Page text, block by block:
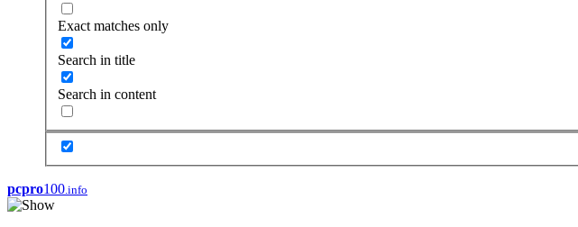
Exact matches only
Search in title
Search in content
pcpro100.info